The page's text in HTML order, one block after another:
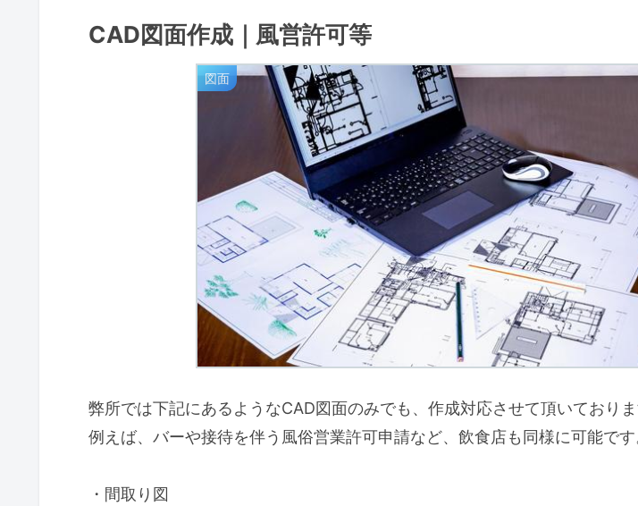
CAD図面作成｜風営許可等
図面
弊所では下記にあるようなCAD図面のみでも、作成対応させて頂いておりま
例えば、バーや接待を伴う風俗営業許可申請など、飲食店も同様に可能です
・間取り図